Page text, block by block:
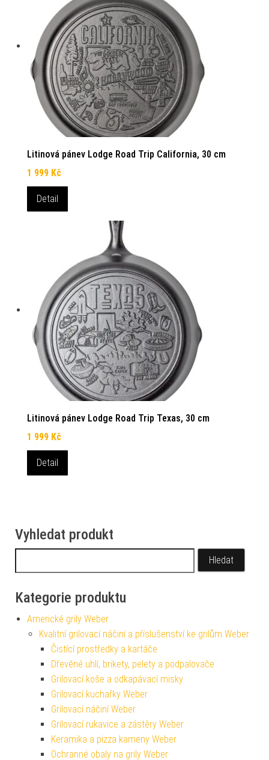
Litinová pánev Lodge Road Trip California, 30 cm
1 999 Kč
Detail
Litinová pánev Lodge Road Trip Texas, 30 cm
1 999 Kč
Detail
Vyhledat produkt
Vyhledávání
Kategorie produktu
Americké grily Weber
Kvalitní grilovací náčiní a příslušenství ke grilům Weber
Čistící prostředky a kartáče
Dřevěné uhlí, brikety, pelety a podpalovače
Grilovací koše a odkapávací misky
Grilovací kuchařky Weber
Grilovací náčiní Weber
Grilovací rukavice a zástěry Weber
Keramika a pizza kameny Weber
Ochranné obaly na grily Weber